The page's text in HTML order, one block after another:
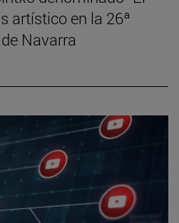
artístico en la 26ª
Navarra